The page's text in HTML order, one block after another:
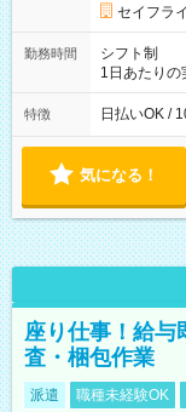
雇用形態、
セイフラ
勤務時間
シフト制
1日あたり
(2)21:00～
特徴 日払いOK /
気になる！
座り仕事！給与
査・梱包作業
派遣 職種未経験OK